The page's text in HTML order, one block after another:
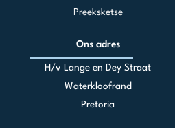
Preeksketse
Ons adres
H/v Lange en Dey Straat
Waterkloofrand
Pretoria